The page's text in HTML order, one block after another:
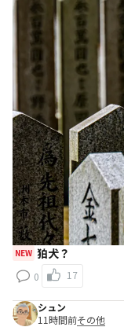
NEW 狛犬？
0 17
シュン
11時間前その他